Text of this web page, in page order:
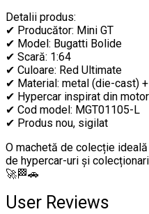
Detalii produs:
✔ Producător: Mini GT
✔ Model: Bugatti Bolide
✔ Scară: 1:64
✔ Culoare: Red Ultimate
✔ Material: metal (die-cast)
✔ Hypercar inspirat din
✔ Cod model: MGT01105-L
✔ Produs nou, sigilat
O machetă de colecție
de hypercar-uri și
🚀🏁🚗
User Reviews